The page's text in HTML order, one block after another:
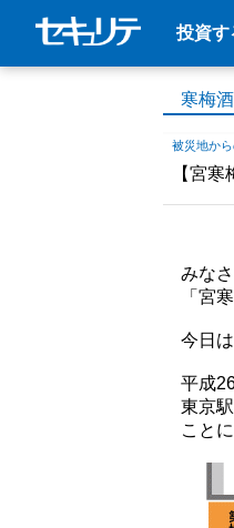
投資す
寒梅
被災地か
【宮
みな
「宮
今日
平成
東京
こと